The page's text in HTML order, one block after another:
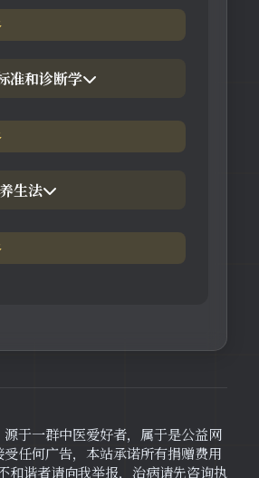
海厦-针灸大成
准和诊断学
-传奇人生
生法
和易筋经
于一群中医爱好者，属于是公益网
受任何广告，本站承诺所有捐赠费用
和谐者请向我举报，治病请先咨询执